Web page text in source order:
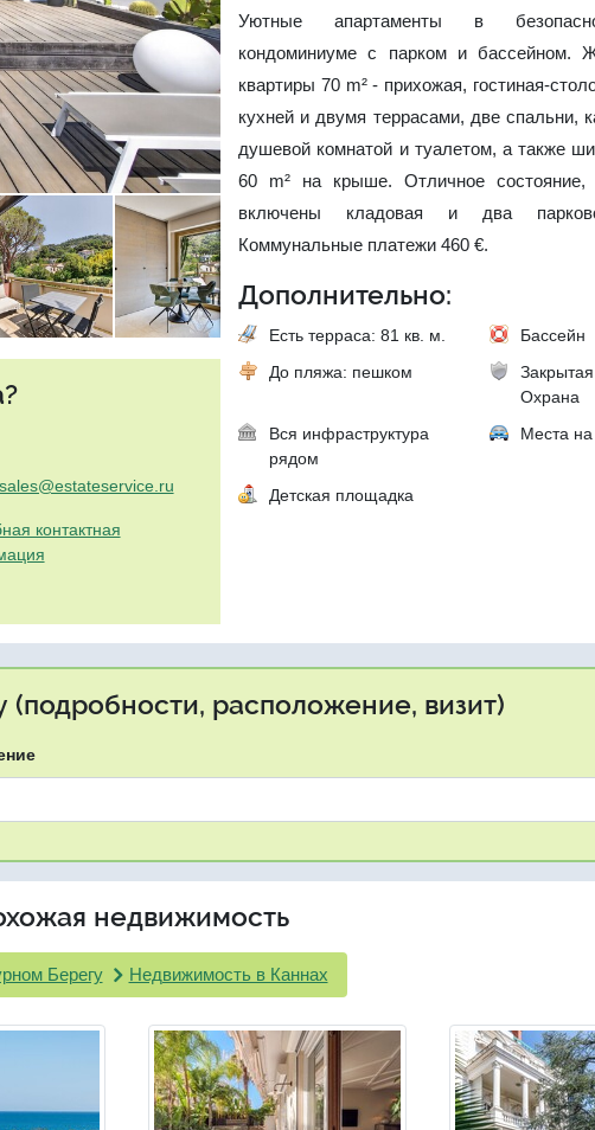
sales@estateservice.ru
контактная
Уютные апартаменты в
кондоминиуме с парком и бассейном.
квартиры 70 m² - прихожая, гостиная-
кухней и двумя террасами, две спальни,
душевой комнатой и туалетом, а также
60 m² на крыше. Отличное состояние,
включены кладовая и два
Коммунальные платежи 460 €.
Дополнительно:
Есть терраса: 81 кв. м.
Бассейн
До пляжа: пешком
Охрана
Вся инфраструктура
рядом
Места на
Детская площадка
(подробности, расположение, визит)
недвижимость
Берегу Недвижимость в Каннах